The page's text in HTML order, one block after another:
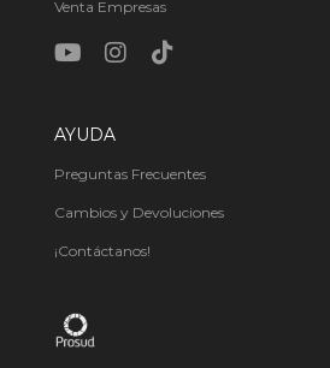
Venta Empresas
AYUDA
Preguntas Frecuentes
Cambios y Devoluciones
¡Contáctanos!